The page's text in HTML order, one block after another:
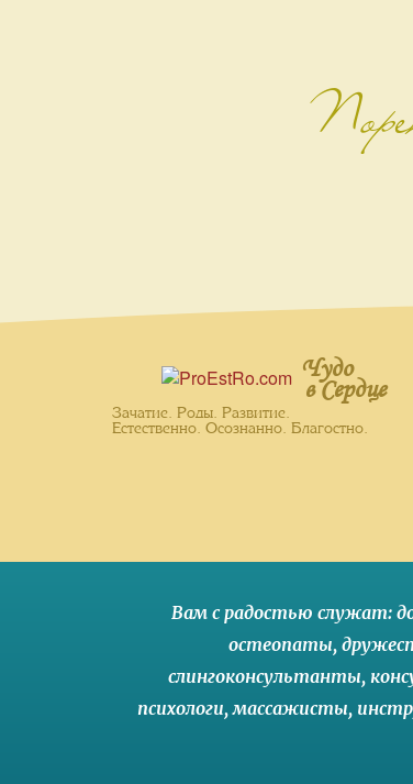
Чудо
в Сердце
Зачатие. Роды. Развитие.
Естественно. Осознанно. Благостно.
Вам с радостью служат:
остеопаты,
слингоконсультанты,
психологи,массажисты,